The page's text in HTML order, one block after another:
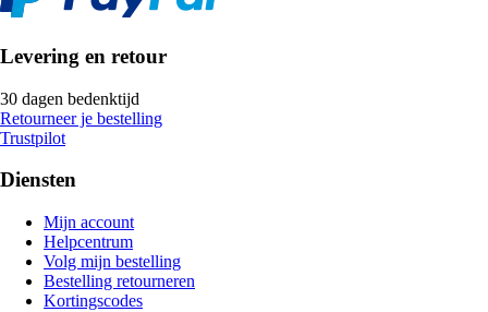
Levering en retour
30 dagen bedenktijd
Retourneer je bestelling
Trustpilot
Diensten
Mijn account
Helpcentrum
Volg mijn bestelling
Bestelling retourneren
Kortingscodes